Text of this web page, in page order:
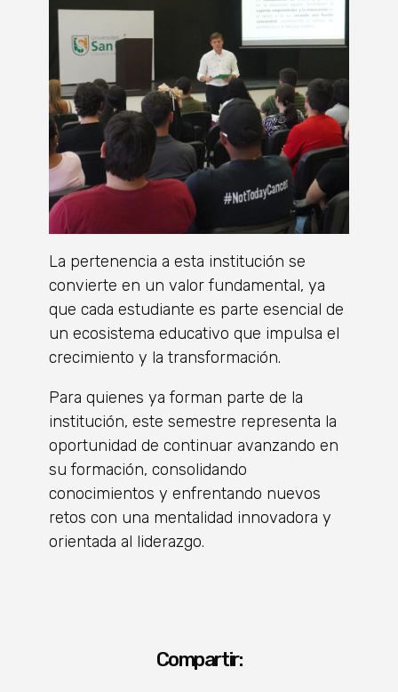
La pertenencia a esta institución se
convierte en un valor fundamental, ya
que cada estudiante es parte esencial de
un ecosistema educativo que impulsa el
crecimiento y la transformación.
Para quienes ya forman parte de la
institución, este semestre representa la
oportunidad de continuar avanzando en
su formación, consolidando
conocimientos y enfrentando nuevos
retos con una mentalidad innovadora y
orientada al liderazgo.
Compartir: